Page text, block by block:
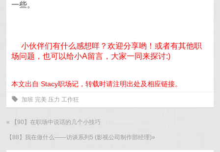
一些。
小伙伴们有什么感想咩？欢迎分享哟！或者有其他职
场问题，也可以给小A留言，大家一同来探讨:)
本文出自 Stacy职场记，转载时请注明出处及相应链接。
0 加班 完美 压力 工作狂
« 【90】在职场中说话的几个小技巧
【88】我在做什么——访谈系列5 (影视公司制作部经理)»